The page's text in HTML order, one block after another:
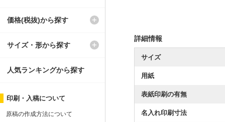
詳細情報
サイズ
用紙
表紙印刷の有無
名入れ印刷寸法
価格(税抜)から探す
サイズ・形から探す
人気ランキングから探す
印刷・入稿について
原稿の作成方法について